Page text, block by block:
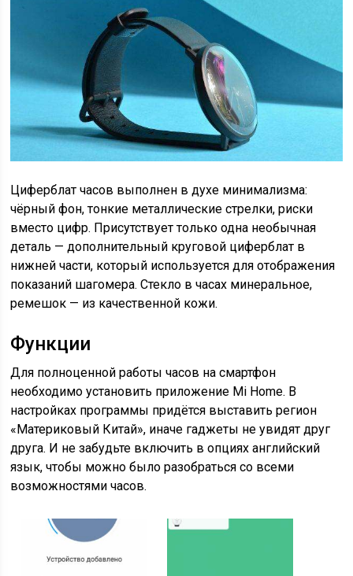
Циферблат часов выполнен в духе минимализма:
чёрный фон, тонкие металлические стрелки, риски
вместо цифр. Присутствует только одна необычная
деталь — дополнительный круговой циферблат в
нижней части, который используется для отображения
показаний шагомера. Стекло в часах минеральное,
ремешок — из качественной кожи.
Функции
Для полноценной работы часов на смартфон
необходимо установить приложение Mi Home. В
настройках программы придётся выставить регион
«Материковый Китай», иначе гаджеты не увидят друг
друга. И не забудьте включить в опциях английский
язык, чтобы можно было разобраться со всеми
возможностями часов.